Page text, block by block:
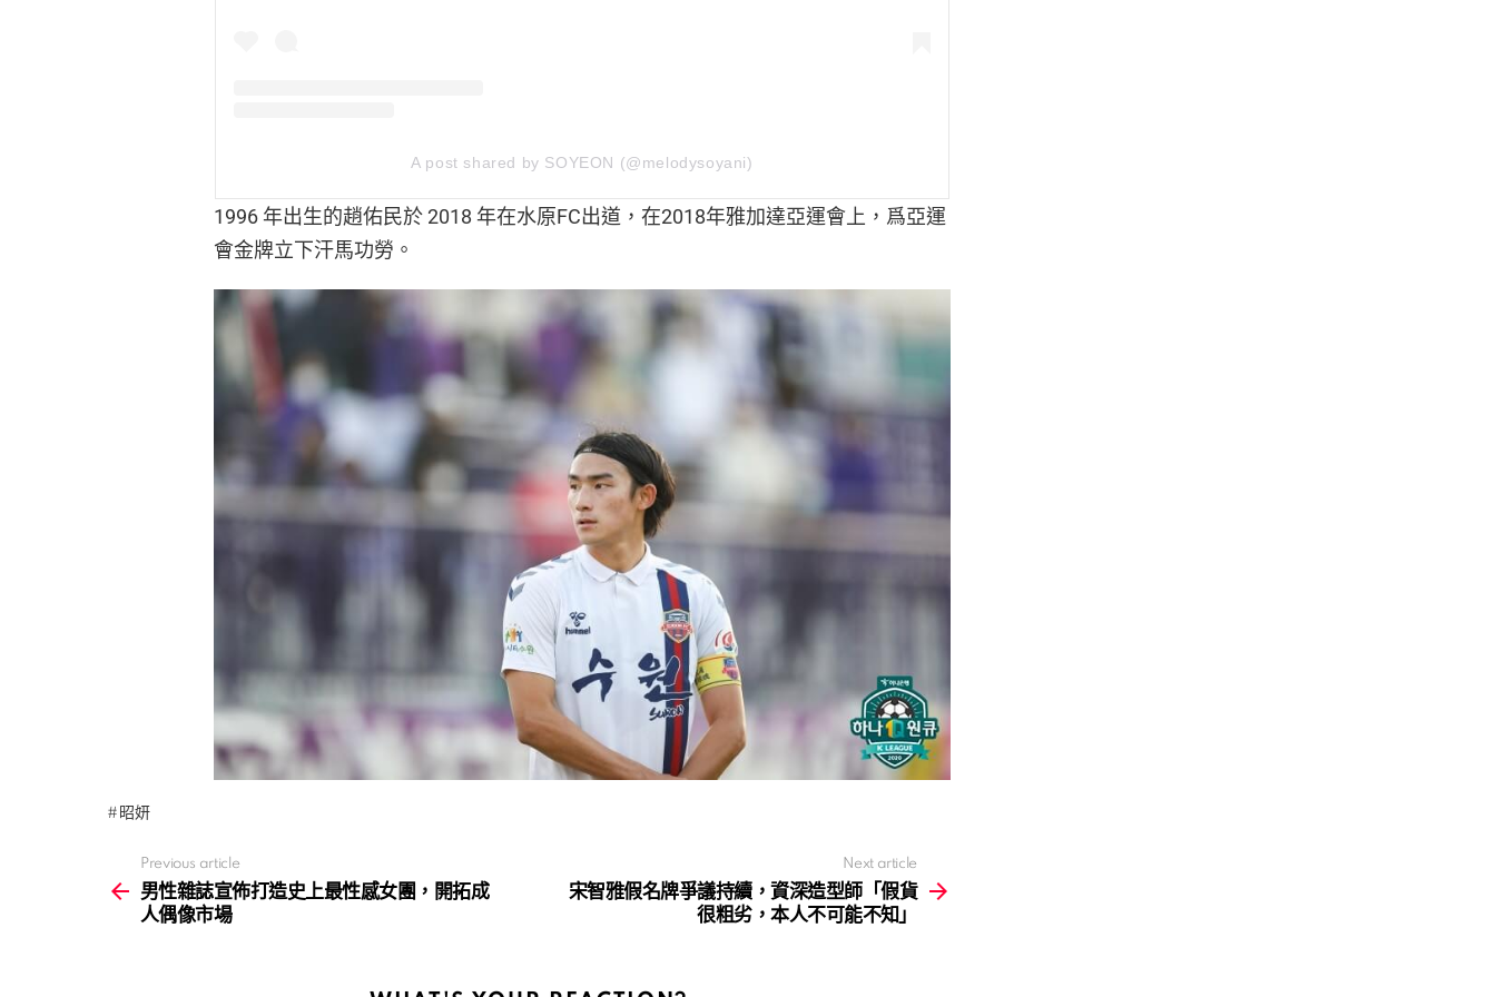
A post shared by SOYEON (@melodysoyani)
1996 年出生的趙佑民於 2018 年在水原FC出道，在2018年雅加達亞運會上，爲亞運
會金牌立下汗馬功勞。
昭妍
more
Previous article
男性雜誌宣佈打造史上最性感女團，開拓成
人偶像市場
Next article
宋智雅假名牌爭議持續，資深造型師「假貨
很粗劣，本人不可能不知」